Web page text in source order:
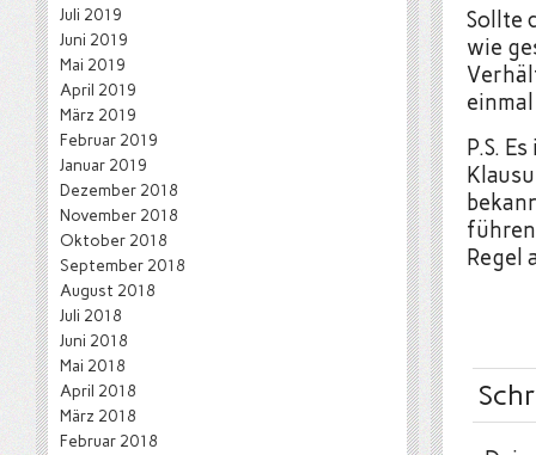
Sollte
wie
P.S.
Regel
Juli 2019
Juni 2019
Mai 2019
April 2019
März 2019
Februar 2019
Januar 2019
Dezember 2018
November 2018
Oktober 2018
September 2018
August 2018
Juli 2018
Juni 2018
Mai 2018
April 2018
März 2018
Februar 2018